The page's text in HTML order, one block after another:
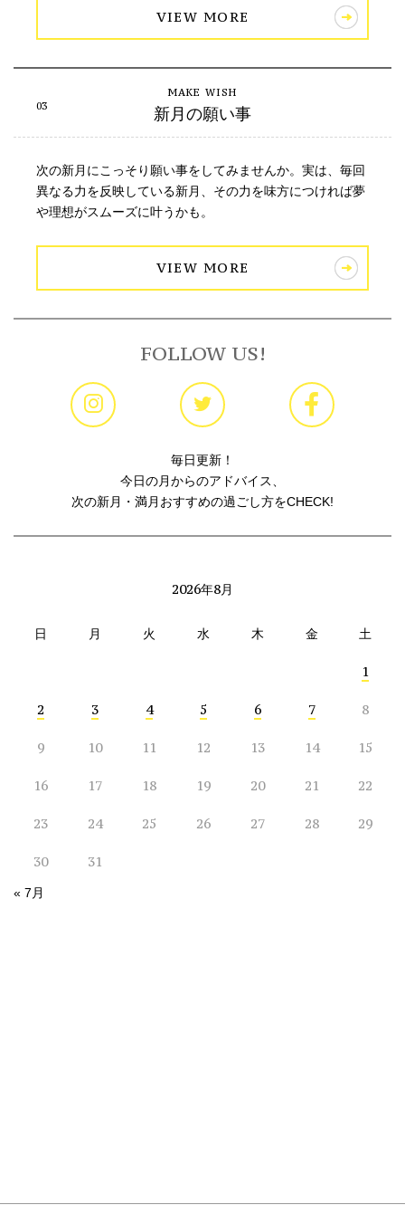
VIEW MORE
新月の願い事
次の新月にこっそり願い事をしてみませんか。実は、毎回
異なる力を反映している新月、その力を味方につければ夢
や理想がスムーズに叶うかも。
VIEW MORE
FOLLOW US!
毎日更新！
今日の月からのアドバイス、
次の新月・満月おすすめの過ごし方をCHECK!
2026年8月
日 月 火 水 木 金 土
1
2 3 4 5 6 7 8
9 10 11 12 13 14 15
16 17 18 19 20 21 22
23 24 25 26 27 28 29
30 31
« 7月